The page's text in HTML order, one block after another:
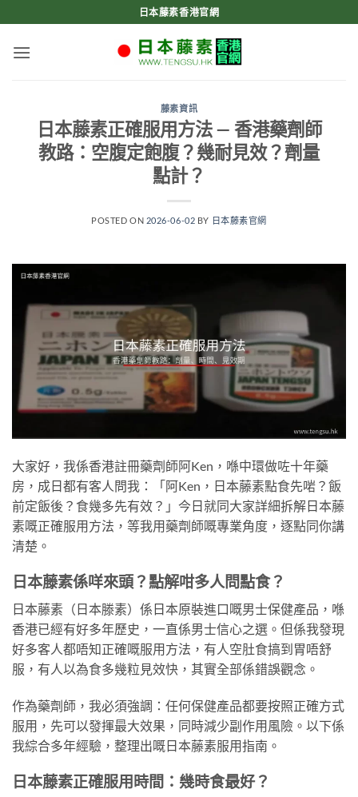
to
content
日本藤素香港官網
藤素資訊
日本藤素正確服用方法 — 香港藥劑師
教路：空腹定飽腹？幾耐見效？劑量
點計？
POSTED ON 2026-06-02 BY 日本藤素官網
大家好，我係香港註冊藥劑師阿Ken，喺中環做咗十年藥
房，成日都有客人問我：「阿Ken，日本藤素點食先啱？飯
前定飯後？食幾多先有效？」今日就同大家詳細拆解日本藤
素嘅正確服用方法，等我用藥劑師嘅專業角度，逐點同你講
清楚。
日本藤素係咩來頭？點解咁多人問點食？
日本藤素（日本滕素）係日本原裝進口嘅男士保健產品，喺
香港已經有好多年歷史，一直係男士信心之選。但係我發現
好多客人都唔知正確嘅服用方法，有人空肚食搞到胃唔舒
服，有人以為食多幾粒見效快，其實全部係錯誤觀念。
作為藥劑師，我必須強調：任何保健產品都要按照正確方式
服用，先可以發揮最大效果，同時減少副作用風險。以下係
我綜合多年經驗，整理出嘅日本藤素服用指南。
日本藤素正確服用時間：幾時食最好？